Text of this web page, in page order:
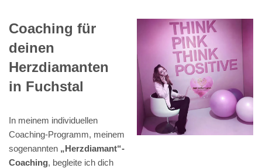
Coaching für
deinen
Herzdiamanten
in Fuchstal
In meinem individuellen
Coaching-Programm, meinem
sogenannten „Herzdiamant“-
Coaching, begleite ich dich